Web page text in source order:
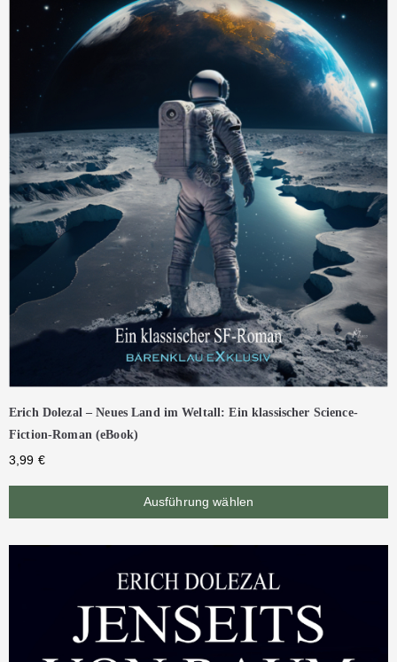
Erich Dolezal – Neues Land im Weltall: Ein klassischer Science-
Fiction-Roman (eBook)
3,99 €
Ausführung wählen